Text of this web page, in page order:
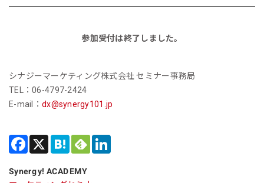
参加受付は終了しました。
シナジーマーケティング株式会社 セミナー事務局
TEL：06-4797-2424
E-mail： dx@synergy101.jp
Synergy! ACADEMY